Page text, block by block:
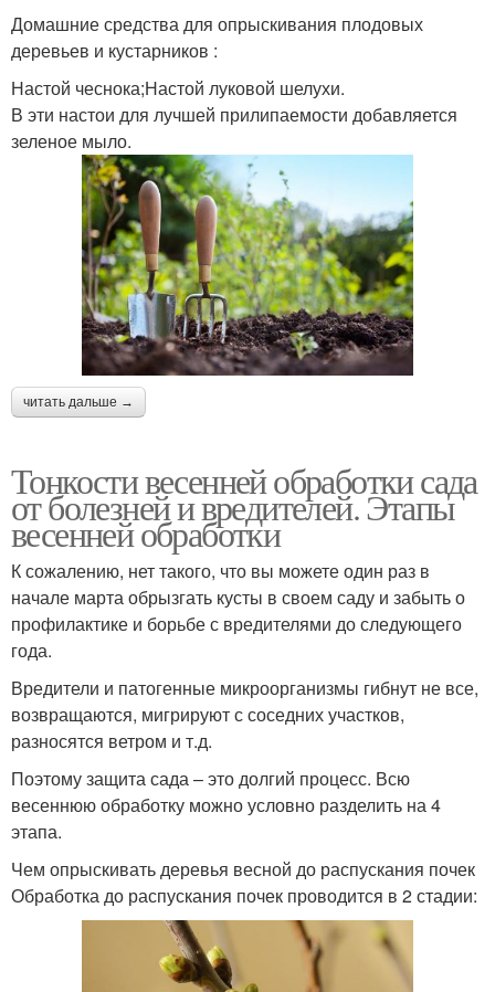
Ранневесенняя
обработка
Обработка по зеленому
Химическая обработка
Обработка от
вредителей
Термическая обработка
Домашние средства для опрыскивания плодовых
деревьев и кустарников :
Настой чеснока;Настой луковой шелухи.
В эти настои для лучшей прилипаемости добавляется
зеленое мыло.
читать дальше →
Тонкости весенней обработки сада
от болезней и вредителей. Этапы
весенней обработки
К сожалению, нет такого, что вы можете один раз в
начале марта обрызгать кусты в своем саду и забыть о
профилактике и борьбе с вредителями до следующего
года.
Вредители и патогенные микроорганизмы гибнут не все,
возвращаются, мигрируют с соседних участков,
разносятся ветром и т.д.
Поэтому защита сада – это долгий процесс. Всю
весеннюю обработку можно условно разделить на 4
этапа.
Чем опрыскивать деревья весной до распускания почек
Обработка до распускания почек проводится в 2 стадии: